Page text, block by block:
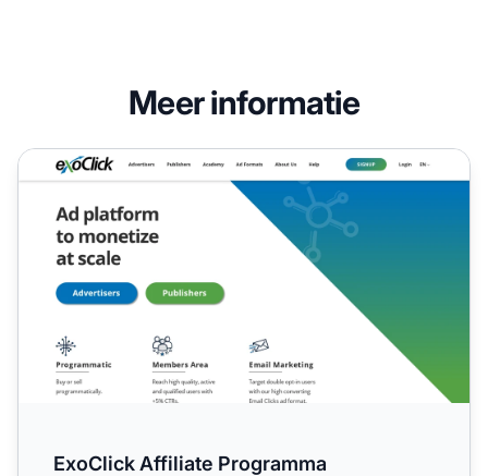
Meer informatie
ExoClick Affiliate Programma
ExoClick Affiliate Programma